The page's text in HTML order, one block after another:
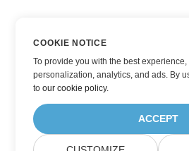
COOKIE NOTICE
To provide you with the best
personalization, analytics, and ads. By
toour cookie policy.
ACCEPT